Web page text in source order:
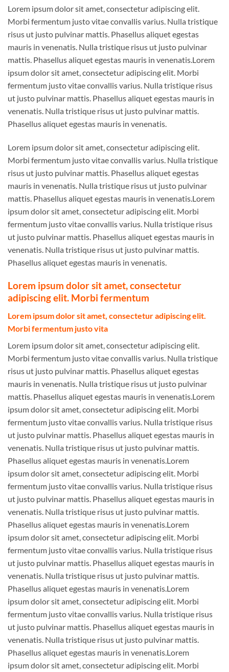
Lorem ipsum dolor sit amet, consectetur adipiscing elit.
Morbi fermentum justo vitae convallis varius. Nulla tristique
risus ut justo pulvinar mattis. Phasellus aliquet egestas
mauris in venenatis. Nulla tristique risus ut justo pulvinar
mattis. Phasellus aliquet egestas mauris in venenatis.Lorem
ipsum dolor sit amet, consectetur adipiscing elit. Morbi
fermentum justo vitae convallis varius. Nulla tristique risus
ut justo pulvinar mattis. Phasellus aliquet egestas mauris in
venenatis. Nulla tristique risus ut justo pulvinar mattis.
Phasellus aliquet egestas mauris in venenatis.
Lorem ipsum dolor sit amet, consectetur adipiscing elit.
Morbi fermentum justo vitae convallis varius. Nulla tristique
risus ut justo pulvinar mattis. Phasellus aliquet egestas
mauris in venenatis. Nulla tristique risus ut justo pulvinar
mattis. Phasellus aliquet egestas mauris in venenatis.Lorem
ipsum dolor sit amet, consectetur adipiscing elit. Morbi
fermentum justo vitae convallis varius. Nulla tristique risus
ut justo pulvinar mattis. Phasellus aliquet egestas mauris in
venenatis. Nulla tristique risus ut justo pulvinar mattis.
Phasellus aliquet egestas mauris in venenatis.
Lorem ipsum dolor sit amet, consectetur
adipiscing elit. Morbi fermentum
Lorem ipsum dolor sit amet, consectetur adipiscing elit.
Morbi fermentum justo vita
Lorem ipsum dolor sit amet, consectetur adipiscing elit.
Morbi fermentum justo vitae convallis varius. Nulla tristique
risus ut justo pulvinar mattis. Phasellus aliquet egestas
mauris in venenatis. Nulla tristique risus ut justo pulvinar
mattis. Phasellus aliquet egestas mauris in venenatis.Lorem
ipsum dolor sit amet, consectetur adipiscing elit. Morbi
fermentum justo vitae convallis varius. Nulla tristique risus
ut justo pulvinar mattis. Phasellus aliquet egestas mauris in
venenatis. Nulla tristique risus ut justo pulvinar mattis.
Phasellus aliquet egestas mauris in venenatis.Lorem
ipsum dolor sit amet, consectetur adipiscing elit. Morbi
fermentum justo vitae convallis varius. Nulla tristique risus
ut justo pulvinar mattis. Phasellus aliquet egestas mauris in
venenatis. Nulla tristique risus ut justo pulvinar mattis.
Phasellus aliquet egestas mauris in venenatis.Lorem
ipsum dolor sit amet, consectetur adipiscing elit. Morbi
fermentum justo vitae convallis varius. Nulla tristique risus
ut justo pulvinar mattis. Phasellus aliquet egestas mauris in
venenatis. Nulla tristique risus ut justo pulvinar mattis.
Phasellus aliquet egestas mauris in venenatis.Lorem
ipsum dolor sit amet, consectetur adipiscing elit. Morbi
fermentum justo vitae convallis varius. Nulla tristique risus
ut justo pulvinar mattis. Phasellus aliquet egestas mauris in
venenatis. Nulla tristique risus ut justo pulvinar mattis.
Phasellus aliquet egestas mauris in venenatis.Lorem
ipsum dolor sit amet, consectetur adipiscing elit. Morbi